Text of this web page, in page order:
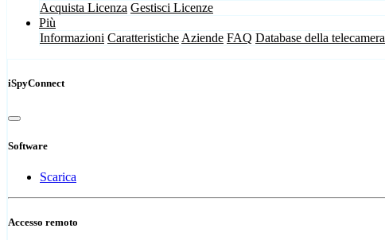
Acquista Licenza Gestisci Licenze
Più
Informazioni Caratteristiche Aziende FAQ Database della telecamera
iSpyConnect
Software
Scarica
Accesso remoto